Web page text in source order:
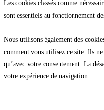
Les cookies classés comme
sont essentiels au fonctionnement
Nous utilisons également des
comment vous utilisez ce site. Ils
qu’avec votre consentement. La
votre expérience de navigation.